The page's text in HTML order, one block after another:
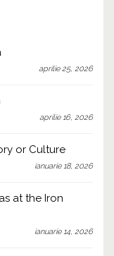
aprilie 25, 2026
aprilie 16, 2026
or Culture
ianuarie 18, 2026
at the Iron
ianuarie 14, 2026